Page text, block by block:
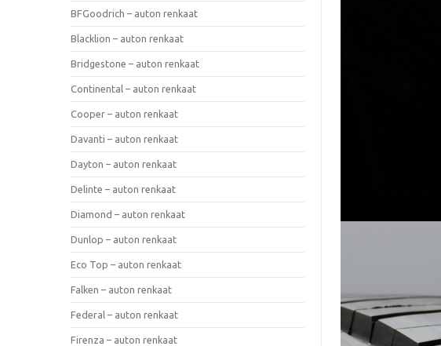
BFGoodrich – auton renkaat
Blacklion – auton renkaat
Bridgestone – auton renkaat
Continental – auton renkaat
Cooper – auton renkaat
Davanti – auton renkaat
Dayton – auton renkaat
Delinte – auton renkaat
Diamond – auton renkaat
Dunlop – auton renkaat
Eco Top – auton renkaat
Falken – auton renkaat
Federal – auton renkaat
Firenza – auton renkaat